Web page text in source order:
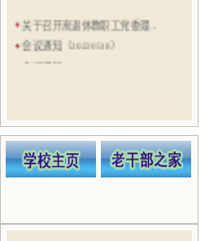
关于召开离退休教职工党委理...
会议通知（20220518）
会议通知 2022.3.8
会议通知（20210506）
会议通知（20210422）
趣味运动会通知（20210416）